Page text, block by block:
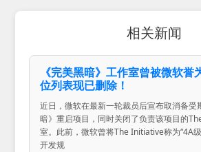
相关新闻
《完美黑暗》工作室曾被微软誉
位列表现已删除！
近日，微软在最新一轮裁员后宣布取消备受
暗》重启项目，同时关闭了负责该项目的
室。此前，微软曾将The Initiative称为“4A
开发规